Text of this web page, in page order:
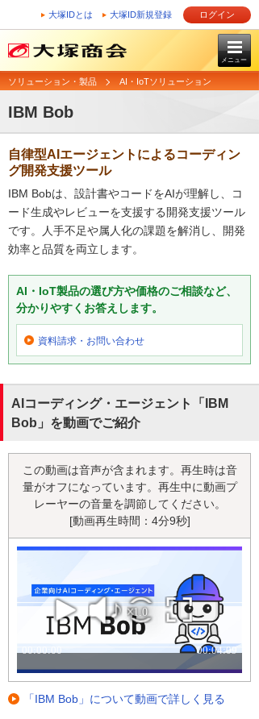
大塚IDとは 大塚ID新規登録 ログイン
メニュー
ソリューション・製品 AI・IoTソリューション
IBM Bob
自律型AIエージェントによるコーディン
グ開発支援ツール
IBM Bobは、設計書やコードをAIが理解し、コ
ード生成やレビューを支援する開発支援ツール
です。人手不足や属人化の課題を解消し、開発
効率と品質を両立します。
AI・IoT製品の選び方や価格のご相談など、
分かりやすくお答えします。
資料請求・お問い合わせ
AIコーディング・エージェント「IBM
Bob」を動画でご紹介
この動画は音声が含まれます。再生時は音
量がオフになっています。再生中に動画プ
レーヤーの音量を調節してください。
[動画再生時間：4分9秒]
「IBM Bob」について動画で詳しく見る